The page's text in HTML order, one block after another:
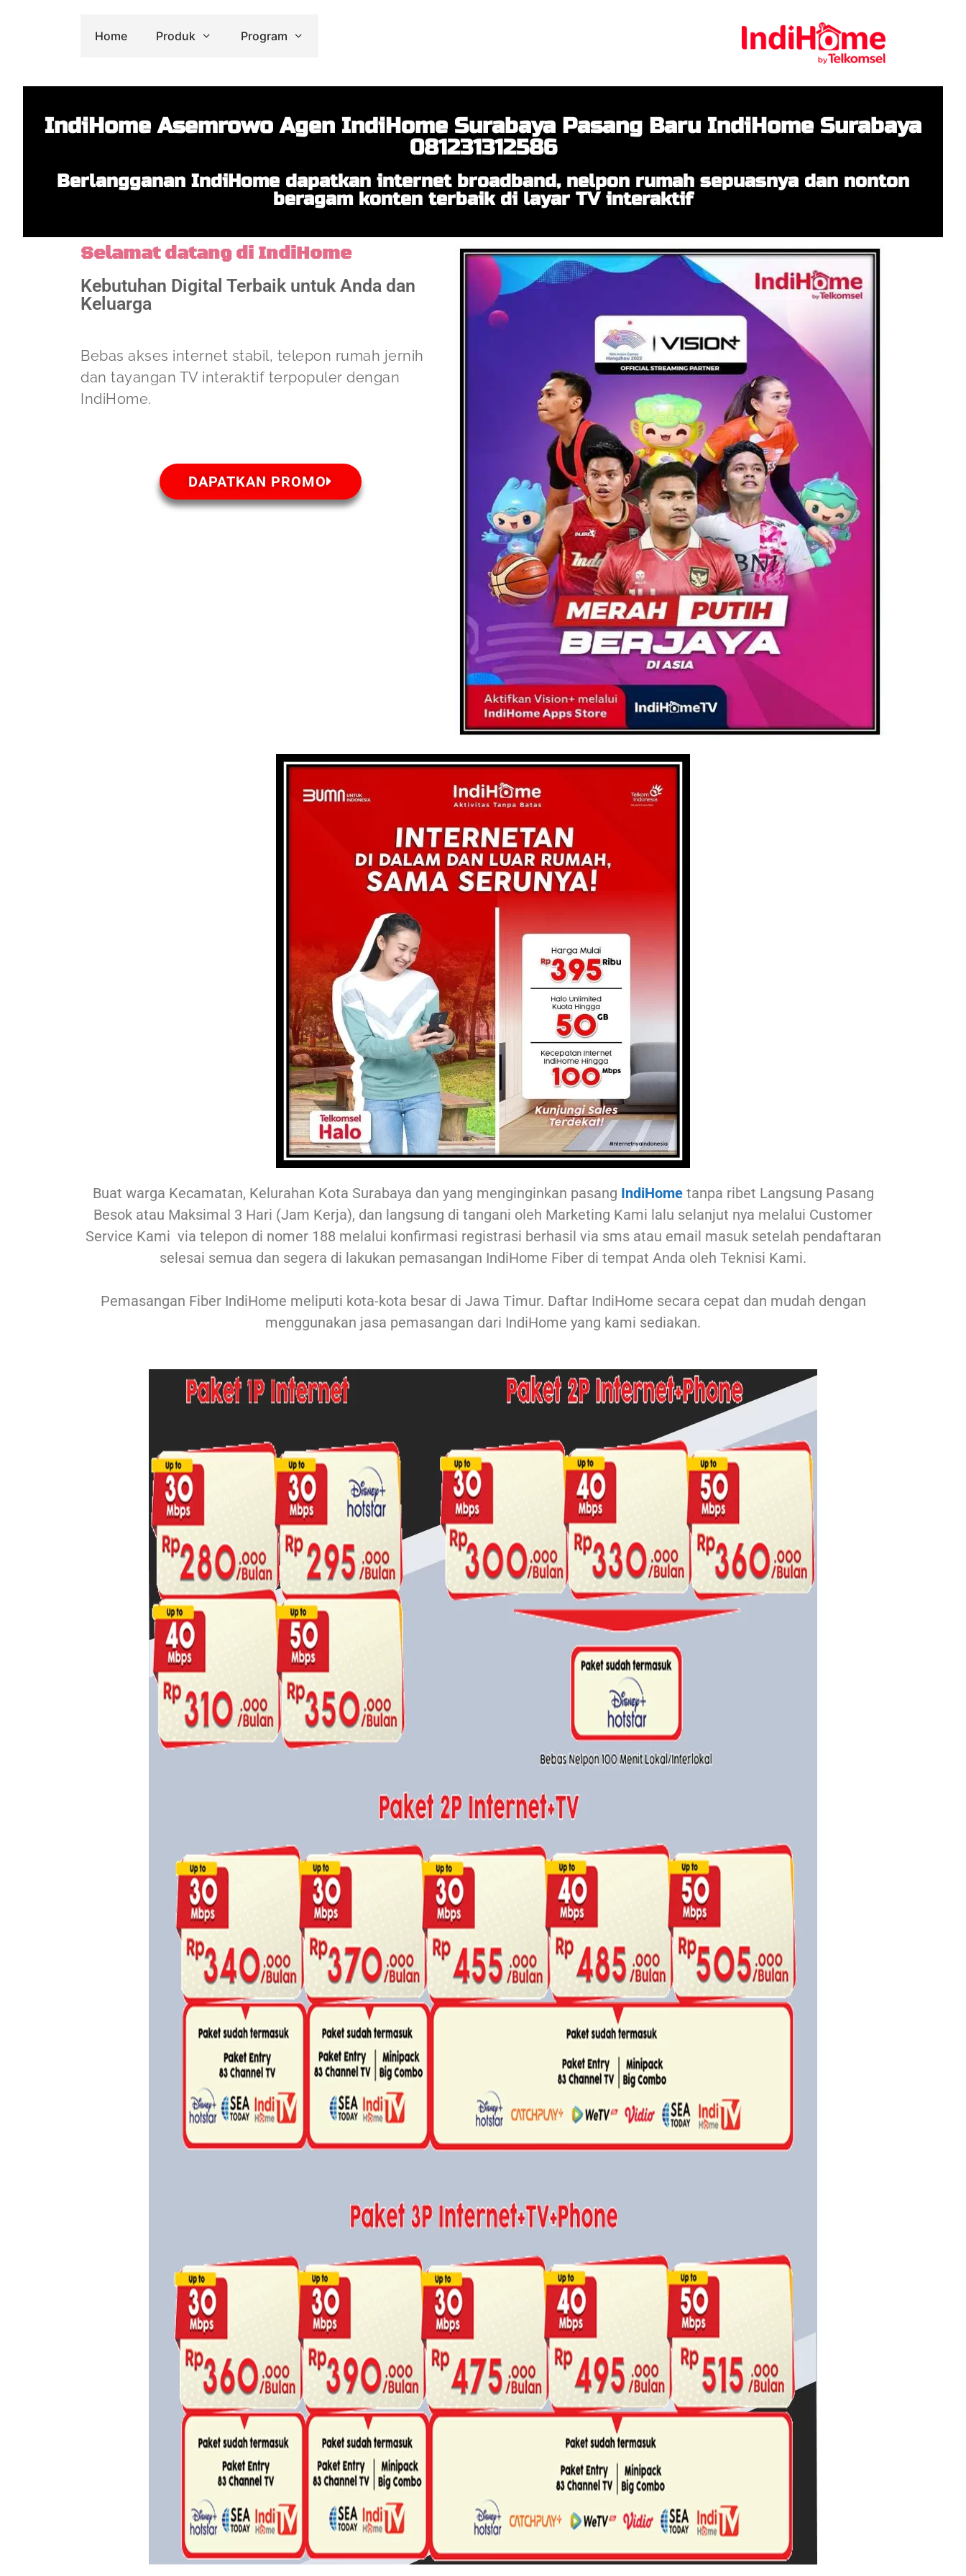
Home Produk Program
IndiHome Asemrowo Agen IndiHome Surabaya Pasang Baru IndiHome Surabaya
081231312586
Berlangganan IndiHome dapatkan internet broadband, nelpon rumah sepuasnya dan nonton
beragam konten terbaik di layar TV interaktif
Selamat datang di IndiHome
Kebutuhan Digital Terbaik untuk Anda dan
Keluarga
Bebas akses internet stabil, telepon rumah jernih
dan tayangan TV interaktif terpopuler dengan
IndiHome.
DAPATKAN PROMO
Buat warga Kecamatan, Kelurahan Kota Surabaya dan yang menginginkan pasang IndiHometanpa ribet Langsung Pasang
Besok atau Maksimal 3 Hari (Jam Kerja), dan langsung di tangani oleh Marketing Kami lalu selanjut nya melalui Customer
Service Kami via telepon di nomer 188 melalui konfirmasi registrasi berhasil via sms atau email masuk setelah pendaftaran
selesai semua dan segera di lakukan pemasangan IndiHome Fiber di tempat Anda oleh Teknisi Kami.
Pemasangan Fiber IndiHome meliputi kota-kota besar di Jawa Timur. Daftar IndiHome secara cepat dan mudah dengan
menggunakan jasa pemasangan dari IndiHome yang kami sediakan.